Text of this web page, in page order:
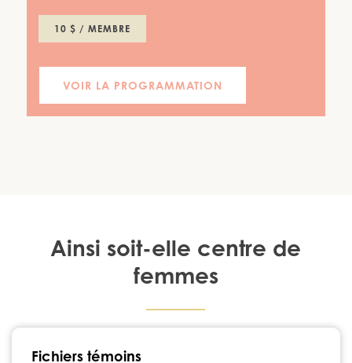
10 $ / MEMBRE
VOIR LA PROGRAMMATION
Ainsi soit-elle centre de
femmes
450 447-3576 •
Fichiers témoins